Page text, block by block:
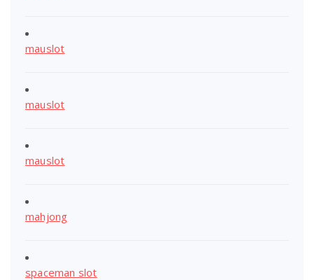
mauslot
mauslot
mauslot
mahjong
spaceman slot